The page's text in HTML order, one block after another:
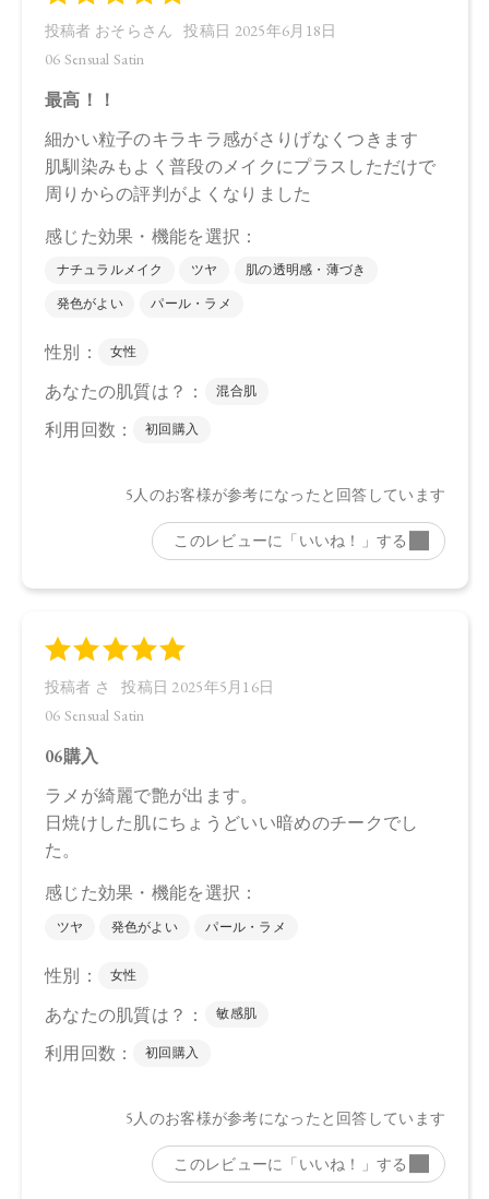
●予告なくパッケージ仕様が変更になる場合がございます。